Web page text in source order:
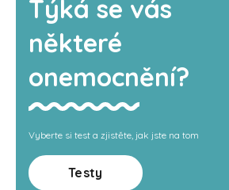
Týká se vás
některé
onemocnění?
Vyberte si test a zjistěte, jak jste na tom
Testy